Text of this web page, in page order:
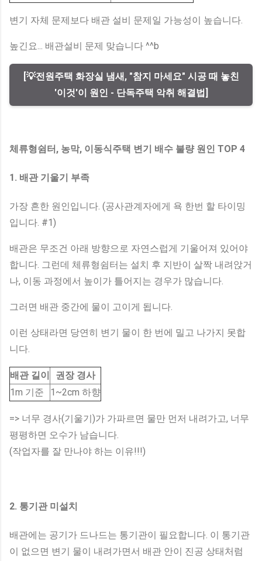
변기 자체 문제보다 배관 설비 문제일 가능성이 높습니다.
높긴요... 배관설비 문제 맞습니다 ^^b
[💡전원주택 화장실 냄새, "참지 마세요" 시공 때 놓친
'이것'이 원인 - 단독주택 악취 해결법]
체류형쉼터, 농막, 이동식주택 변기 배수 불량 원인 TOP 4
1. 배관 기울기 부족
가장 흔한 원인입니다. (공사관계자에게 욕 한번 할 타이밍
입니다. #1)
배관은 무조건 아래 방향으로 자연스럽게 기울어져 있어야
합니다. 그런데 체류형쉼터는 설치 후 지반이 살짝 내려앉거
나, 이동 과정에서 높이가 틀어지는 경우가 많습니다.
그러면 배관 중간에 물이 고이게 됩니다.
이런 상태라면 당연히 변기 물이 한 번에 밀고 나가지 못합
니다.
배관 길이
권장 경사
1m 기준
1~2cm 하향
=> 너무 경사(기울기)가 가파르면 물만 먼저 내려가고, 너무
평평하면 오수가 남습니다.
(작업자를 잘 만나야 하는 이유!!!)
2. 통기관 미설치
배관에는 공기가 드나드는 통기관이 필요합니다. 이 통기관
이 없으면 변기 물이 내려가면서 배관 안이 진공 상태처럼